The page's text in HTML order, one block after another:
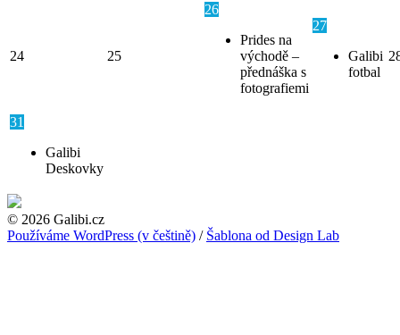
24 25
26
Prides na
východě –
přednáška s
fotografiemi
27
Galibi
fotbal
31
Galibi
Deskovky
© 2026 Galibi.cz
Používáme WordPress (v češtině) / Šablona od Design Lab